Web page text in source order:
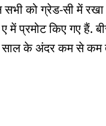
सभी को ग्रेड-सी में
में प्रमोट किए गए हैं.
साल के अंदर कम से